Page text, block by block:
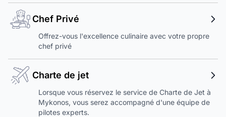
Chef Privé
Offrez-vous l'excellence culinaire avec votre propre
chef privé
Charte de jet
Lorsque vous réservez le service de Charte de Jet à
Mykonos, vous serez accompagné d'une équipe de
pilotes experts.